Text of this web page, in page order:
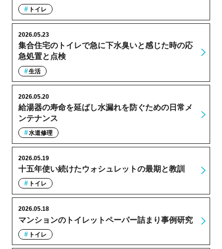
トイレ
集合住宅のトイレで急に下水臭いと感じた時の応
急処置と点検
2026.05.23
生活
給湯器の寿命を延ばし水漏れを防ぐための日常メ
ンテナンス
2026.05.20
水道修理
十五年使い続けたウォシュレットの最期と教訓
2026.05.19
トイレ
マンションのトイレットペーパー詰まり事例研究
2026.05.18
トイレ